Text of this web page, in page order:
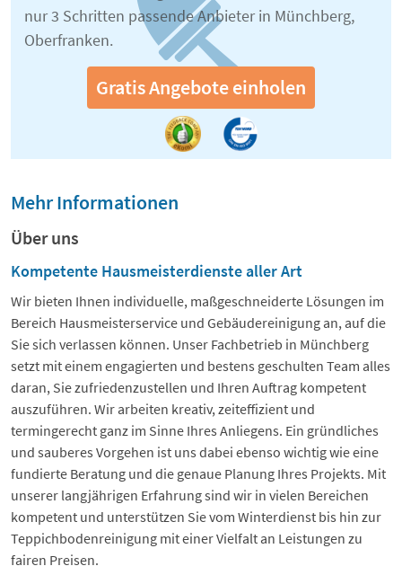
nur 3 Schritten passende Anbieter in Münchberg,
Oberfranken.
Gratis Angebote einholen
Mehr Informationen
Über uns
Kompetente Hausmeisterdienste aller Art
Wir bieten Ihnen individuelle, maßgeschneiderte Lösungen im
Bereich Hausmeisterservice und Gebäudereinigung an, auf die
Sie sich verlassen können. Unser Fachbetrieb in Münchberg
setzt mit einem engagierten und bestens geschulten Team alles
daran, Sie zufriedenzustellen und Ihren Auftrag kompetent
auszuführen. Wir arbeiten kreativ, zeiteffizient und
termingerecht ganz im Sinne Ihres Anliegens. Ein gründliches
und sauberes Vorgehen ist uns dabei ebenso wichtig wie eine
fundierte Beratung und die genaue Planung Ihres Projekts. Mit
unserer langjährigen Erfahrung sind wir in vielen Bereichen
kompetent und unterstützen Sie vom Winterdienst bis hin zur
Teppichbodenreinigung mit einer Vielfalt an Leistungen zu
fairen Preisen.